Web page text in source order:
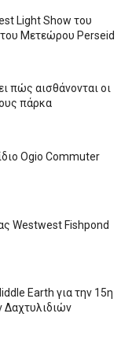
Light Show του
Μετεώρου Perseid
πώς αισθάνονται οι
πάρκα
Ogio Commuter
Westwest Fishpond
Earth για την 15η
Δαχτυλιδιών